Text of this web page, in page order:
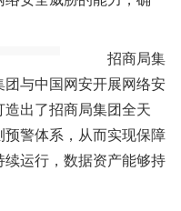
招商局集
团与中国网安开展网络安
出了招商局集团全天
警体系，从而实现保障
运行，数据资产能够持